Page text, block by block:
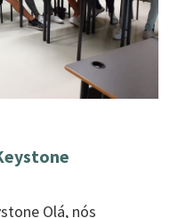
Olá, nós